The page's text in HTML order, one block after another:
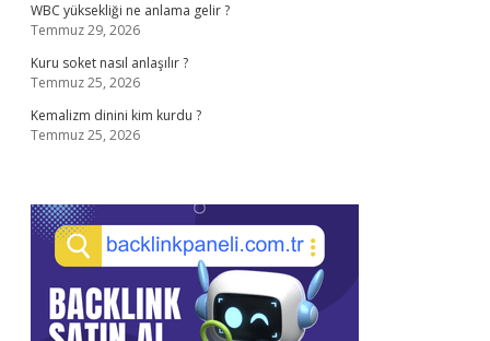
WBC yüksekliği ne anlama gelir ?
Temmuz 29, 2026
Kuru soket nasıl anlaşılır ?
Temmuz 25, 2026
Kemalizm dinini kim kurdu ?
Temmuz 25, 2026